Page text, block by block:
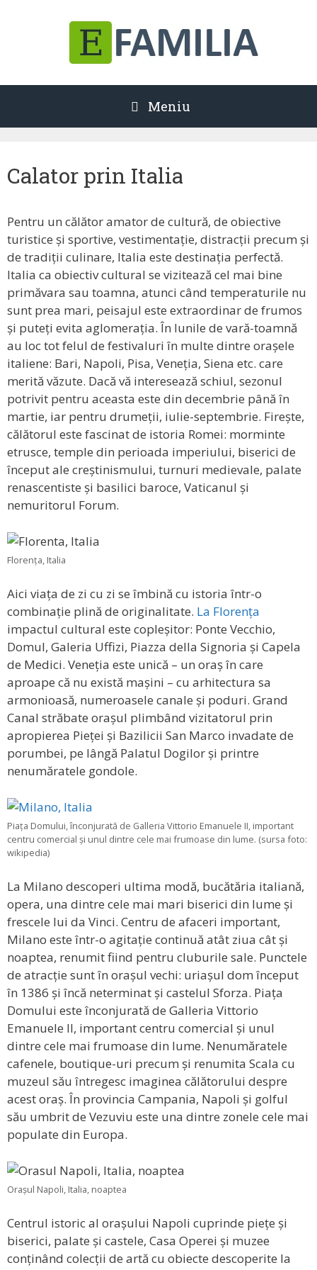
Meniu
Calator prin Italia
Pentru un călător amator de cultură, de obiective
turistice și sportive, vestimentație, distracții precum și
de tradiții culinare, Italia este destinația perfectă.
Italia ca obiectiv cultural se vizitează cel mai bine
primăvara sau toamna, atunci când temperaturile nu
sunt prea mari, peisajul este extraordinar de frumos
și puteți evita aglomerația. În lunile de vară-toamnă
au loc tot felul de festivaluri în multe dintre orașele
italiene: Bari, Napoli, Pisa, Veneția, Siena etc. care
merită văzute. Dacă vă interesează schiul, sezonul
potrivit pentru aceasta este din decembrie până în
martie, iar pentru drumeții, iulie-septembrie. Firește,
călătorul este fascinat de istoria Romei: morminte
etrusce, temple din perioada imperiului, biserici de
început ale creștinismului, turnuri medievale, palate
renascentiste și basilici baroce, Vaticanul și
nemuritorul Forum.
Florența, Italia
Aici viața de zi cu zi se îmbină cu istoria într-o
combinație plină de originalitate. La Florența
impactul cultural este copleșitor: Ponte Vecchio,
Domul, Galeria Uffizi, Piazza della Signoria și Capela
de Medici. Veneția este unică – un oraș în care
aproape că nu există mașini – cu arhitectura sa
armonioasă, numeroasele canale și poduri. Grand
Canal străbate orașul plimbând vizitatorul prin
apropierea Pieței și Bazilicii San Marco invadate de
porumbei, pe lângă Palatul Dogilor și printre
nenumăratele gondole.
Piața Domului, înconjurată de Galleria Vittorio Emanuele II, important
centru comercial și unul dintre cele mai frumoase din lume. (sursa foto:
wikipedia)
La Milano descoperi ultima modă, bucătăria italiană,
opera, una dintre cele mai mari biserici din lume și
frescele lui da Vinci. Centru de afaceri important,
Milano este într-o agitație continuă atât ziua cât și
noaptea, renumit fiind pentru cluburile sale. Punctele
de atracție sunt în orașul vechi: uriașul dom început
în 1386 și încă neterminat și castelul Sforza. Piața
Domului este înconjurată de Galleria Vittorio
Emanuele II, important centru comercial și unul
dintre cele mai frumoase din lume. Nenumăratele
cafenele, boutique-uri precum și renumita Scala cu
muzeul său întregesc imaginea călătorului despre
acest oraș. În provincia Campania, Napoli și golful
său umbrit de Vezuviu este una dintre zonele cele mai
populate din Europa.
Orașul Napoli, Italia, noaptea
Centrul istoric al orașului Napoli cuprinde piețe și
biserici, palate și castele, Casa Operei și muzee
conținând colecții de artă cu obiecte descoperite la